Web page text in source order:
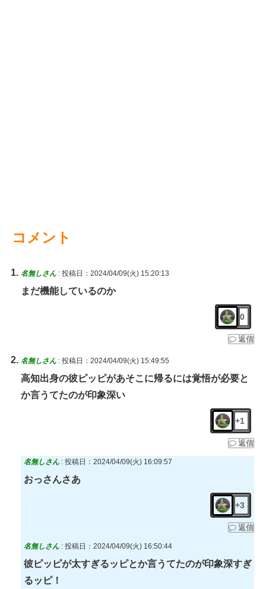
コメント
名無しさん : 投稿日：2024/04/09(火) 15:20:13
まだ機能しているのか
0
返信
名無しさん : 投稿日：2024/04/09(火) 15:49:55
高知出身の彼ピッピがあそこに帰るには覚悟が必要と
か言うてたのが印象深い
+1
返信
名無しさん : 投稿日：2024/04/09(火) 16:09:57
おっさんさあ
+3
返信
名無しさん : 投稿日：2024/04/09(火) 16:50:44
彼ピッピが太すぎるッピとか言うてたのが印象深すぎ
るッピ！